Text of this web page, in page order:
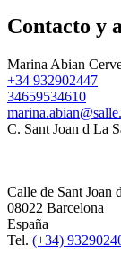
Contacto y
Marina Abian
+34 932902447
34659534610
C. Sant Joan d La
Calle de Sant Joan
08022 Barcelona
España
Tel. (+34)